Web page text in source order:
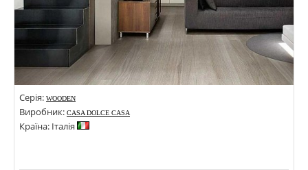
Серія: WOODEN
Виробник: CASA DOLCE CASA
Країна: Італія